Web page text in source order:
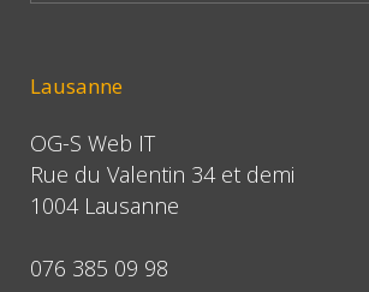
Lausanne
OG-S Web IT
Rue du Valentin 34 et demi
1004 Lausanne
076 385 09 98